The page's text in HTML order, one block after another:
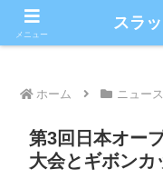
こだわりの
ホーム ニュース
第3回日本オー
大会とギボンカ
メニュー
スラ